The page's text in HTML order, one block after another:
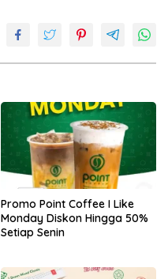
Promo Point Coffee I Like
Monday Diskon Hingga 50%
Setiap Senin